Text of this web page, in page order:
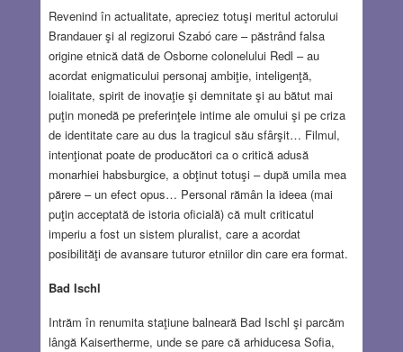
Revenind în actualitate, apreciez totuşi meritul actorului
Brandauer şi al regizorui Szabó care – păstrând falsa
origine etnică dată de Osborne colonelului Redl – au
acordat enigmaticului personaj ambiţie, inteligenţă,
loialitate, spirit de inovaţie şi demnitate şi au bătut mai
puţin monedă pe preferinţele intime ale omului şi pe criza
de identitate care au dus la tragicul său sfârşit… Filmul,
intenţionat poate de producători ca o critică adusă
monarhiei habsburgice, a obţinut totuşi – după umila mea
părere – un efect opus… Personal rămân la ideea (mai
puţin acceptată de istoria oficială) că mult criticatul
imperiu a fost un sistem pluralist, care a acordat
posibilităţi de avansare tuturor etniilor din care era format.
Bad Ischl
Intrăm în renumita staţiune balneară Bad Ischl şi parcăm
lângă Kaisertherme, unde se pare că arhiducesa Sofia,